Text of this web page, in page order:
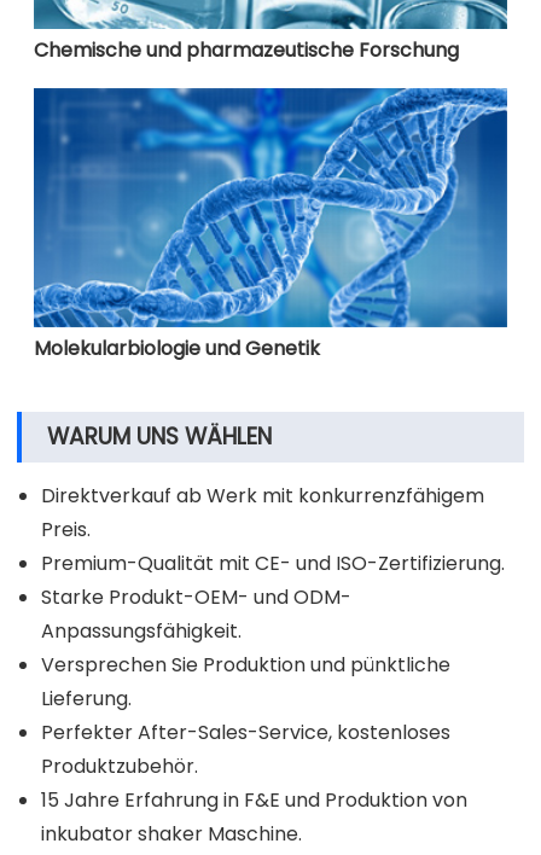
Chemische und pharmazeutische Forschung
Molekularbiologie und Genetik
WARUM UNS WÄHLEN
Direktverkauf ab Werk mit konkurrenzfähigem
Preis.
Premium-Qualität mit CE- und ISO-Zertifizierung.
Starke Produkt-OEM- und ODM-
Anpassungsfähigkeit.
Versprechen Sie Produktion und pünktliche
Lieferung.
Perfekter After-Sales-Service, kostenloses
Produktzubehör.
15 Jahre Erfahrung in F&E und Produktion von
inkubator shaker Maschine.